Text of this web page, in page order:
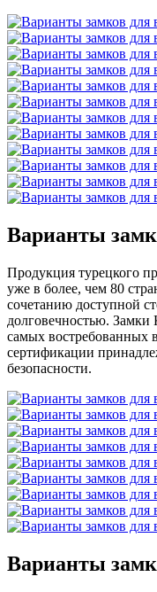
Варианты
Продукция турецкого
уже в более, чем 80
сочетанию доступной
долговечностью.
самых востребованных
сертификации
безопасности.
Варианты